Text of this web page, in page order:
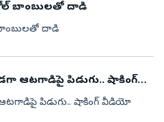
బాంబులతో దాడి
బాంబులతో దాడి
ఆటగాడిపై పిడుగు.. షాకింగ్
పిడుగు.. షాకింగ్ వీడియో